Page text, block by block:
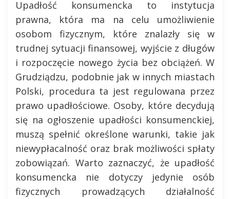
Upadłość konsumencka to instytucja
prawna, która ma na celu umożliwienie
osobom fizycznym, które znalazły się w
trudnej sytuacji finansowej, wyjście z długów
i rozpoczęcie nowego życia bez obciążeń. W
Grudziądzu, podobnie jak w innych miastach
Polski, procedura ta jest regulowana przez
prawo upadłościowe. Osoby, które decydują
się na ogłoszenie upadłości konsumenckiej,
muszą spełnić określone warunki, takie jak
niewypłacalność oraz brak możliwości spłaty
zobowiązań. Warto zaznaczyć, że upadłość
konsumencka nie dotyczy jedynie osób
fizycznych prowadzących działalność